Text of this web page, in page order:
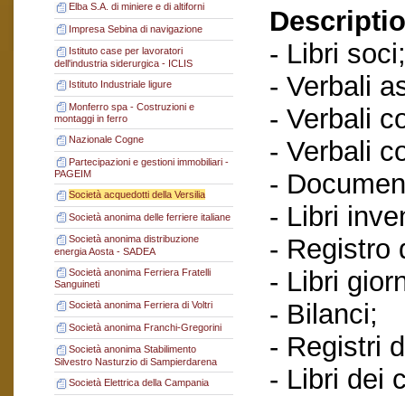
Elba S.A. di miniere e di altiforni
Impresa Sebina di navigazione
Istituto case per lavoratori
dell'industria siderurgica - ICLIS
Istituto Industriale ligure
Monferro spa - Costruzioni e
montaggi in ferro
Nazionale Cogne
Partecipazioni e gestioni immobiliari -
PAGEIM
Società acquedotti della Versilia
Società anonima delle ferriere italiane
Società anonima distribuzione
energia Aosta - SADEA
Società anonima Ferriera Fratelli
Sanguineti
Società anonima Ferriera di Voltri
Società anonima Franchi-Gregorini
Società anonima Stabilimento
Silvestro Nasturzio di Sampierdarena
Società Elettrica della Campania
- Libri soci;
- Verbali
- Verbali
- Verbali
-
- Libri
- Registro
- Libri
- Bilanci;
- Registri
- Libri dei